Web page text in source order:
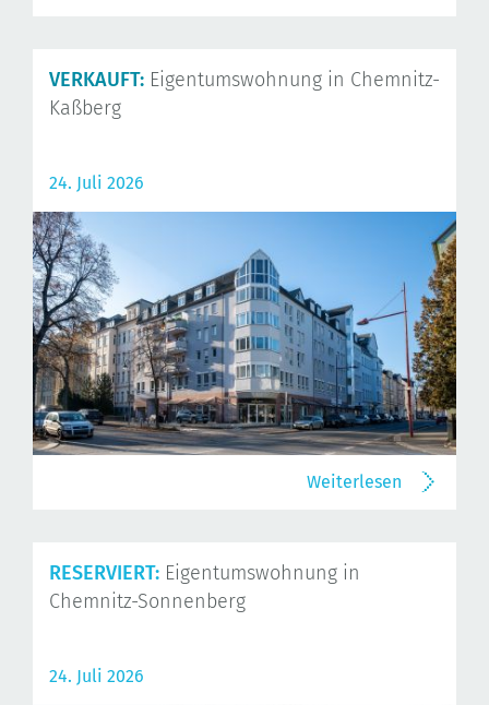
VERKAUFT: Eigentumswohnung in Chemnitz-
Kaßberg
24. Juli 2026
Weiterlesen
RESERVIERT: Eigentumswohnung in
Chemnitz-Sonnenberg
24. Juli 2026